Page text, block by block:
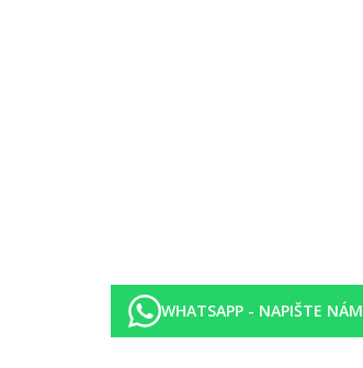
WHATSAPP - NAPIŠTE NÁM